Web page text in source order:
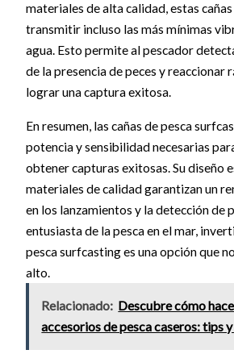
materiales de alta calidad, estas
transmitir incluso las más mínimas
agua. Esto permite al pescador
de la presencia de peces y reaccionar
lograr una captura exitosa.
En resumen, las cañas de pesca
potencia y sensibilidad necesarias
obtener capturas exitosas. Su diseño
materiales de calidad garantizan un
en los lanzamientos y la detección de
entusiasta de la pesca en el mar,
pesca surfcasting es una opción que
alto.
Relacionado: Descubre cómo
accesorios de pesca caseros: tips